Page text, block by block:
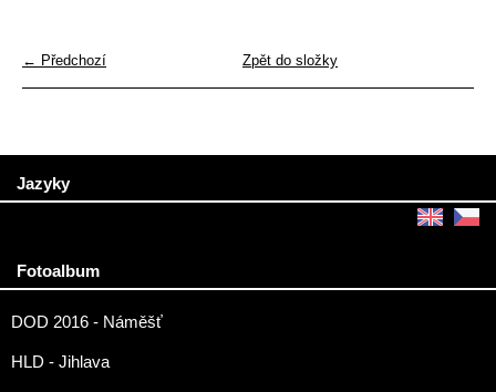
← Předchozí Zpět do složky
Jazyky
Fotoalbum
DOD 2016 - Náměšť
HLD - Jihlava